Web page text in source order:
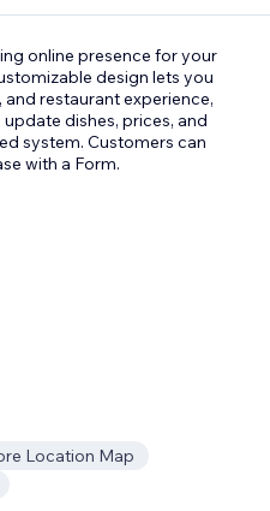
online presence for your
design lets you
restaurant experience,
dishes, prices, and
system. Customers can
with a Form.
Location Map